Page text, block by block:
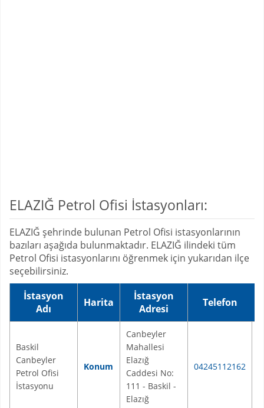
ELAZIĞ Petrol Ofisi İstasyonları:
ELAZIĞ şehrinde bulunan Petrol Ofisi istasyonlarının
bazıları aşağıda bulunmaktadır. ELAZIĞ ilindeki tüm
Petrol Ofisi istasyonlarını öğrenmek için yukarıdan ilçe
seçebilirsiniz.
İstasyon
Adı
Harita
İstasyon
Adresi
Telefon
Baskil
Canbeyler
Petrol Ofisi
İstasyonu
Konum
Canbeyler
Mahallesi
Elazığ
Caddesi No:
111 - Baskil -
Elazığ
04245112162